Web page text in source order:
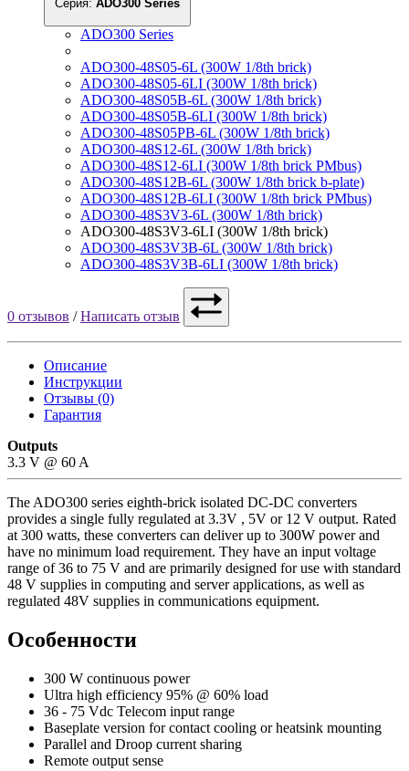
Серия:
ADO300 Series
ADO300-48S05-6L (300W 1/8th brick)
ADO300-48S05-6LI (300W 1/8th brick)
ADO300-48S05B-6L (300W 1/8th brick)
ADO300-48S05B-6LI (300W 1/8th brick)
ADO300-48S05PB-6L (300W 1/8th brick)
ADO300-48S12-6L (300W 1/8th brick)
ADO300-48S12-6LI (300W 1/8th brick PMbus)
ADO300-48S12B-6L (300W 1/8th brick b-plate)
ADO300-48S12B-6LI (300W 1/8th brick PMbus)
ADO300-48S3V3-6L (300W 1/8th brick)
ADO300-48S3V3-6LI (300W 1/8th brick)
ADO300-48S3V3B-6L (300W 1/8th brick)
ADO300-48S3V3B-6LI (300W 1/8th brick)
0 отзывов /Написать отзыв
Описание
Инструкции
Отзывы (0)
Гарантия
Outputs
3.3 V @ 60 A
The ADO300 series eighth-brick isolated DC-DC converters
provides a single fully regulated at 3.3V , 5V or 12 V output. Rated
at 300 watts, these converters can deliver up to 300W power and
have no minimum load requirement. They have an input voltage
range of 36 to 75 V and are primarily designed for use with standard
48 V supplies in computing and server applications, as well as
regulated 48V supplies in communications equipment.
Особенности
300 W continuous power
Ultra high efficiency 95% @ 60% load
36 - 75 Vdc Telecom input range
Baseplate version for contact cooling or heatsink mounting
Parallel and Droop current sharing
Remote output sense